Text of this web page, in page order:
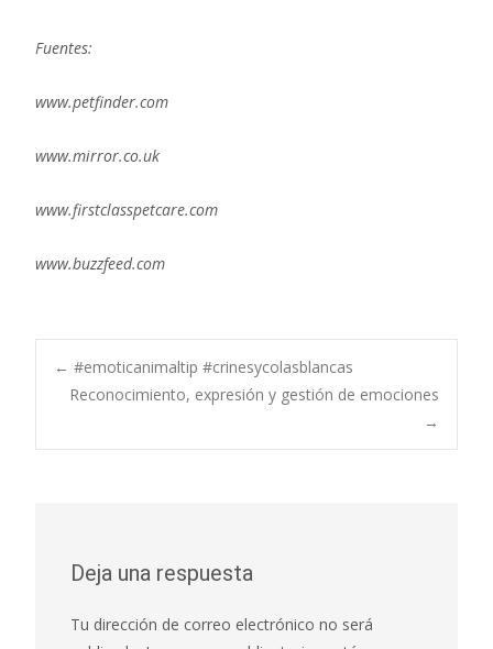
Fuentes:
www.petfinder.com
www.mirror.co.uk
www.firstclasspetcare.com
www.buzzfeed.com
Navegación de
← #emoticanimaltip #crinesycolasblancas
Reconocimiento, expresión y gestión de emociones
→
Deja una respuesta
Tu dirección de correo electrónico no será